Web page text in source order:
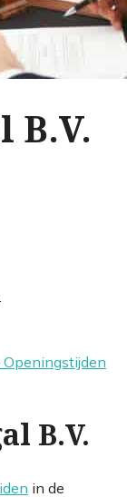
B.V.
Openingstijden
B.V.
in de